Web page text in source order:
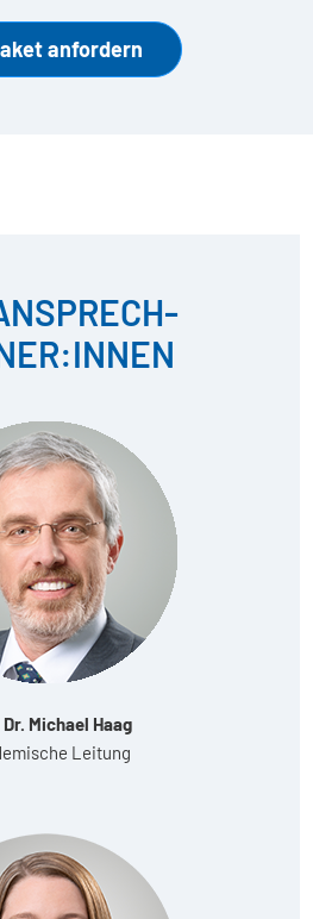
anfordern
Michael Haag
Leitung